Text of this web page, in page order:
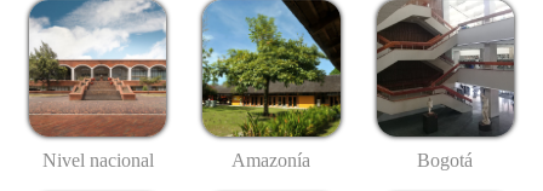
Nivel nacional Amazonía Bogotá